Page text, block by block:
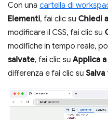
Con una cartella di
Elementi, fai clic su Chiedi
modificare il CSS, fai clic su
modifiche in tempo reale,
salvate, fai clic suApplica
differenza e fai clic su